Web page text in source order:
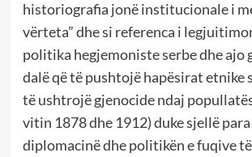
historiografia jonë institucionale i
vërteta” dhe si referenca i
politika hegjemoniste serbe dhe ajo
dalë që të pushtojë hapësirat etnike
të ushtrojë gjenocide ndaj
vitin 1878 dhe 1912) duke sjellë
diplomacinë dhe politikën e fuqive